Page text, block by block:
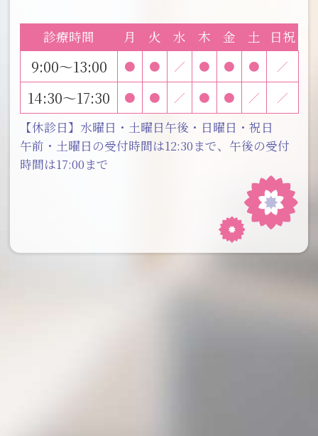
【休診日】水曜日・土曜日午後・日曜日・祝日
午前・土曜日の受付時間は12:30まで、午後の受付
時間は17:00まで
診療時間 月 火 水 木 金 土 日祝
9:00～13:00 ● ● ／ ● ● ● ／
14:30～17:30 ● ● ／ ● ● ／ ／